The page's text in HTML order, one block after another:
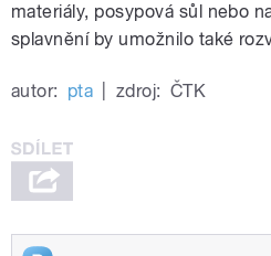
materiály, posypová sůl nebo
splavnění by umožnilo také
autor: pta zdroj: ČTK